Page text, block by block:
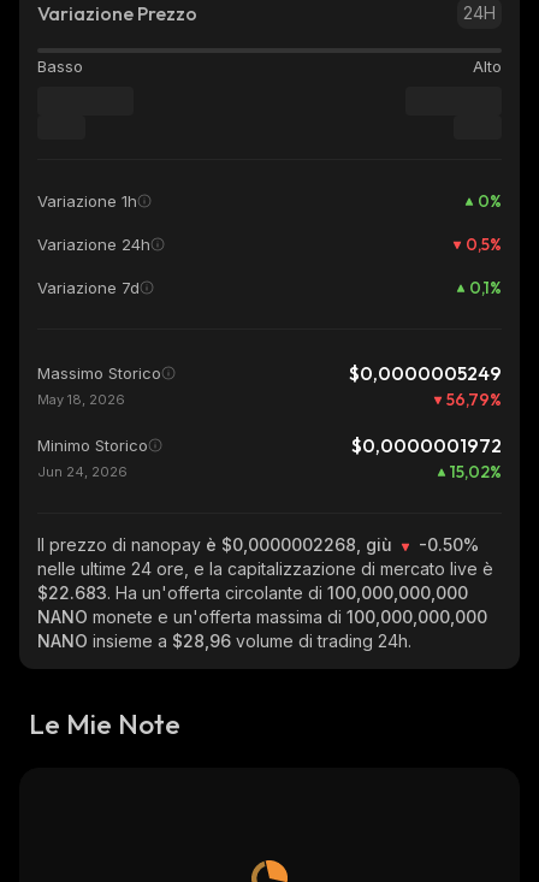
Variazione Prezzo 24H
Basso Alto
Variazione 1h 0%
Variazione 24h 0,5%
Variazione 7d 0,1%
Massimo Storico $0,0000005249
May 18, 2026 56,79%
Minimo Storico $0,0000001972
Jun 24, 2026 15,02%
Il prezzo di nanopay è $0,0000002268, giù
-0.50%
nelle ultime 24 ore, e la capitalizzazione di mercato live è
$22.683. Ha un'offerta circolante di 100,000,000,000
NANO monete e un'offerta massima di 100,000,000,000
NANO insieme a $28,96 volume di trading 24h.
Le Mie Note